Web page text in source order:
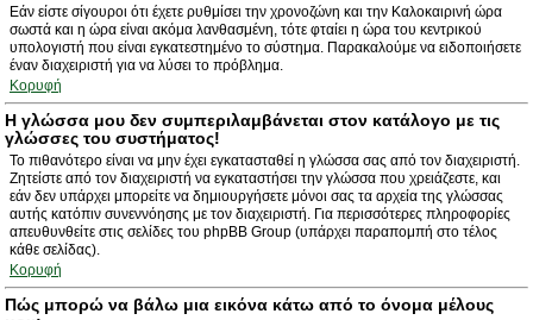
Εάν είστε σίγουροι ότι έχετε ρυθμίσει την χρονοζώνη και την Καλοκαιρινή ώρα
σωστά και η ώρα είναι ακόμα λανθασμένη, τότε φταίει η ώρα του κεντρικού
υπολογιστή που είναι εγκατεστημένο το σύστημα. Παρακαλούμε να ειδοποιήσετε
έναν διαχειριστή για να λύσει το πρόβλημα.
Κορυφή
Η γλώσσα μου δεν συμπεριλαμβάνεται στον κατάλογο με τις
γλώσσες του συστήματος!
Το πιθανότερο είναι να μην έχει εγκατασταθεί η γλώσσα σας από τον διαχειριστή.
Ζητείστε από τον διαχειριστή να εγκαταστήσει την γλώσσα που χρειάζεστε, και
εάν δεν υπάρχει μπορείτε να δημιουργήσετε μόνοι σας τα αρχεία της γλώσσας
αυτής κατόπιν συνεννόησης με τον διαχειριστή. Για περισσότερες πληροφορίες
απευθυνθείτε στις σελίδες του phpBB Group (υπάρχει παραπομπή στο τέλος
κάθε σελίδας).
Κορυφή
Πώς μπορώ να βάλω μια εικόνα κάτω από το όνομα μέλους